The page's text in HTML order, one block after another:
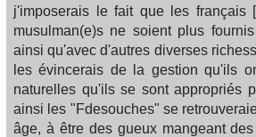
j'imposerais le fait que les français
musulman(e)s ne soient plus
ainsi qu'avec d'autres diverses
les évincerais de la gestion qu'ils
naturelles qu'ils se sont appropriés
ainsi les "Fdesouches" se
âge, à être des gueux mangeant